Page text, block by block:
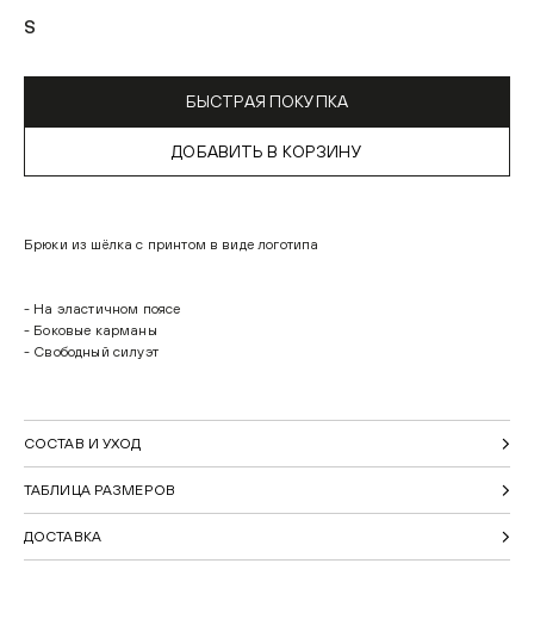
S
БЫСТРАЯ ПОКУПКА
ДОБАВИТЬ В КОРЗИНУ
Брюки из шёлка с принтом в виде логотипа
- На эластичном поясе
- Боковые карманы
- Свободный силуэт
СОСТАВ И УХОД
ТАБЛИЦА РАЗМЕРОВ
ДОСТАВКА